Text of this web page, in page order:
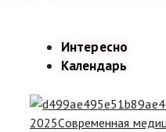
Интересно
Календарь
2025Современная